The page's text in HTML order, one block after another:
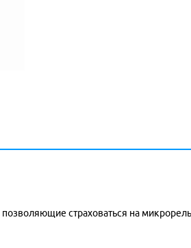
страховаться на